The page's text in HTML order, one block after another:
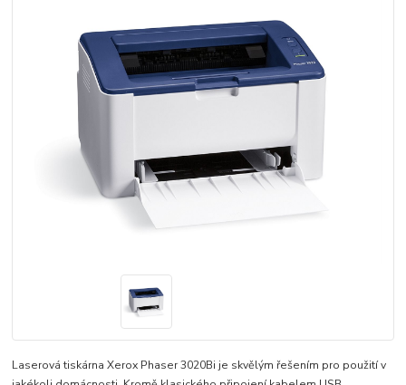
Laserová tiskárna Xerox Phaser 3020Bi je skvělým řešením pro použití v